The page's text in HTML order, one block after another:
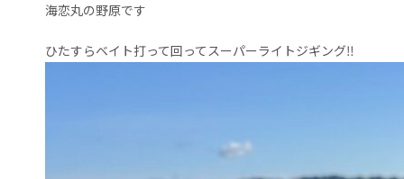
海恋丸の野原です
ひたすらベイト打って回ってスーパーライトジギング‼️